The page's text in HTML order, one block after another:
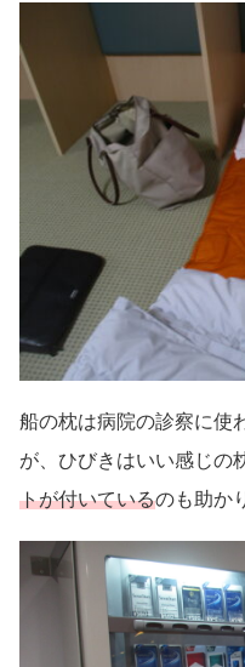
船の枕は病院の診察に使
が、ひびきはいい感じの
トが付いているのも助か